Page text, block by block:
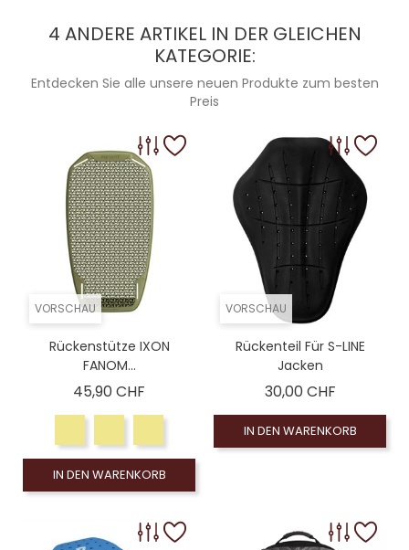
4 ANDERE ARTIKEL IN DER GLEICHEN
KATEGORIE:
Entdecken Sie alle unsere neuen Produkte zum besten
Preis
VORSCHAU
Rückenstütze IXON
FANOM...
45,90 CHF
IN DEN WARENKORB
VORSCHAU
Rückenteil Für S-LINE
Jacken
30,00 CHFPreis
IN DEN WARENKORB